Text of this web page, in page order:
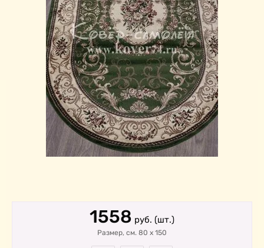
1558 руб. (шт.)
Размер, cм. 80 х 150